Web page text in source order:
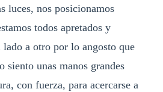
luces, nos posicionamos
todos apretados y
a otro por lo angosto que
siento unas manos grandes
con fuerza, para acercarse a